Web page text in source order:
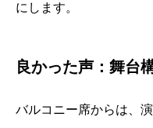
にします。
良かった声：舞台
バルコニー席からは、